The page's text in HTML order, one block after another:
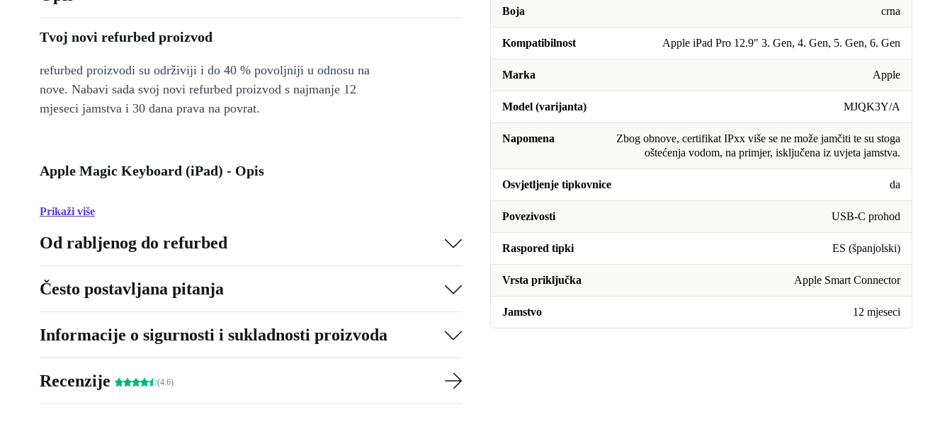
Boja crna
Kompatibilnost Apple iPad Pro 12.9" 3. Gen, 4. Gen, 5. Gen, 6. Gen
Marka Apple
Model (varijanta) MJQK3Y/A
Napomena
Zbog obnove, certifikat IPxx više se ne može jamčiti te su stoga
oštećenja vodom, na primjer, isključena iz uvjeta jamstva.
Osvjetljenje tipkovnice da
Povezivosti USB-C prohod
Raspored tipki ES (španjolski)
Vrsta priključka Apple Smart Connector
Jamstvo 12 mjeseci
Tvoj novi refurbed proizvod
refurbed proizvodi su održiviji i do 40 % povoljniji u odnosu na
nove. Nabavi sada svoj novi refurbed proizvod s najmanje 12
mjeseci jamstva i 30 dana prava na povrat.
Apple Magic Keyboard (iPad) - Opis
Prikaži više
Od rabljenog do refurbed
Često postavljana pitanja
Informacije o sigurnosti i sukladnosti proizvoda
Recenzije (4.6)